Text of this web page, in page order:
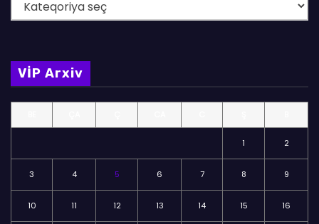
ö
m
l
VİP Arxiv
1 2
3 4 5 6 7 8 9
10 11 12 13 14 15 16